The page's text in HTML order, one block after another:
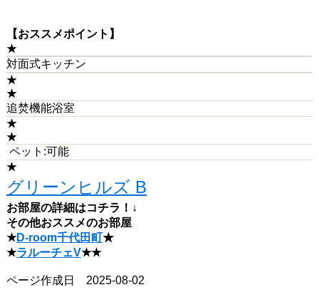
【おススメポイント】
★
対面式キッチン
★
★
追焚機能浴室
★
★
ペット:可能
★
グリーンヒルズ B
お部屋の詳細はコチラ！↓
その他おススメのお部屋
★D-room千代田町★
★ラルーチェV★★
ページ作成日 2025-08-02